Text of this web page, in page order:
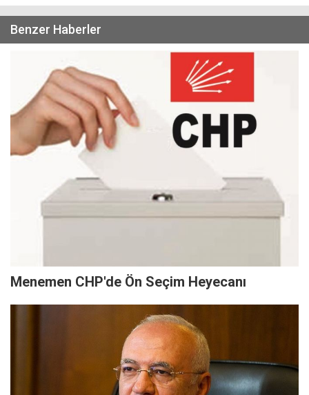
Benzer Haberler
Menemen CHP'de Ön Seçim Heyecanı